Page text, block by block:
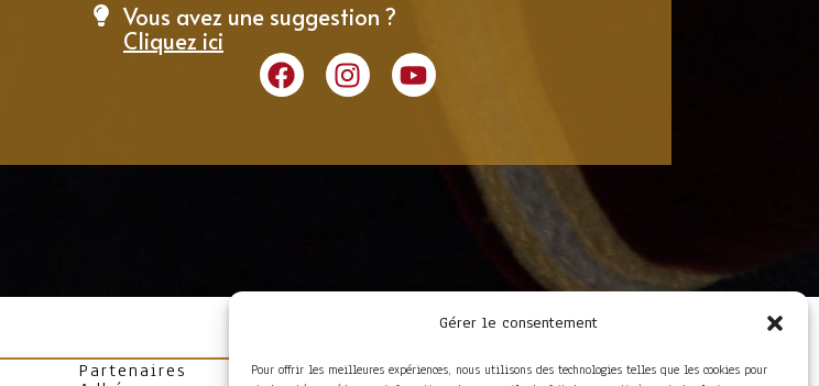
Gérer le consentement
Pour offrir les meilleures expériences, nous utilisons des technologies telles que les cookies pour
Vous avez une suggestion ?
Cliquez ici
Partenaires Foire aux questions